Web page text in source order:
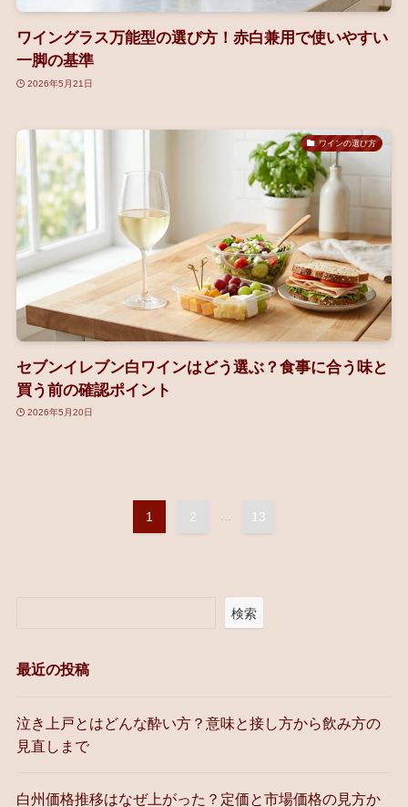
ワイングラス万能型の選び方！赤白兼用で使いやすい
一脚の基準
2026年5月21日
ワインの選び方
セブンイレブン白ワインはどう選ぶ？食事に合う味と
買う前の確認ポイント
2026年5月20日
1 2 13
検索
最近の投稿
泣き上戸とはどんな酔い方？意味と接し方から飲み方の
見直しまで
白州価格推移はなぜ上がった？定価と市場価格の見方か